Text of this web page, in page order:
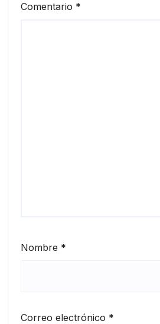
Comentario *
Nombre *
Correo electrónico *